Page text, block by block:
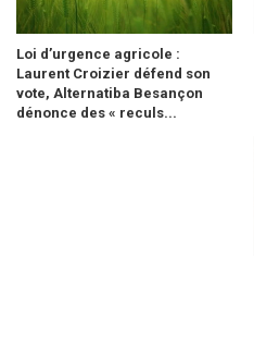
Loi d’urgence agricole :
Laurent Croizier défend son
vote, Alternatiba Besançon
dénonce des « reculs...